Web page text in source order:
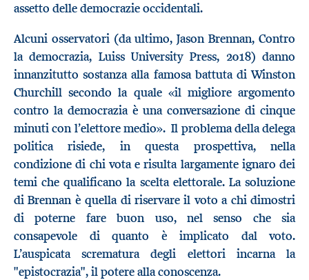
assetto delle democrazie occidentali.
Alcuni osservatori (da ultimo, Jason Brennan, Contro
la democrazia, Luiss University Press, 2018) danno
innanzitutto sostanza alla famosa battuta di Winston
Churchill secondo la quale «il migliore argomento
contro la democrazia è una conversazione di cinque
minuti con l’elettore medio». Il problema della delega
politica risiede, in questa prospettiva, nella
condizione di chi vota e risulta largamente ignaro dei
temi che qualificano la scelta elettorale. La soluzione
di Brennan è quella di riservare il voto a chi dimostri
di poterne fare buon uso, nel senso che sia
consapevole di quanto è implicato dal voto.
L’auspicata scrematura degli elettori incarna la
"epistocrazia", il potere alla conoscenza.